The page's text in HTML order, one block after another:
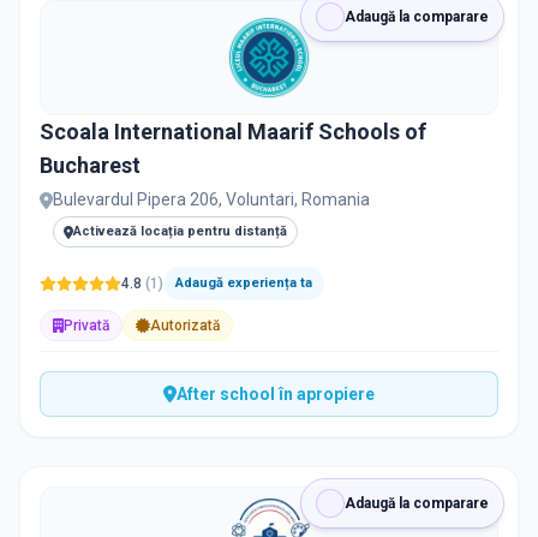
Adaugă la comparare
Scoala International Maarif Schools of
Bucharest
Bulevardul Pipera 206, Voluntari, Romania
Activează locația pentru distanță
4.8 (1 ) Adaugă experiența ta
Privată Autorizată
After school în apropiere
Adaugă la comparare